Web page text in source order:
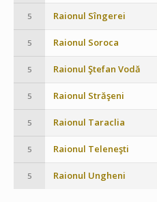
5 Raionul Sîngerei
5 Raionul Soroca
5 Raionul Ştefan Vodă
5 Raionul Străşeni
5 Raionul Taraclia
5 Raionul Teleneşti
5 Raionul Ungheni